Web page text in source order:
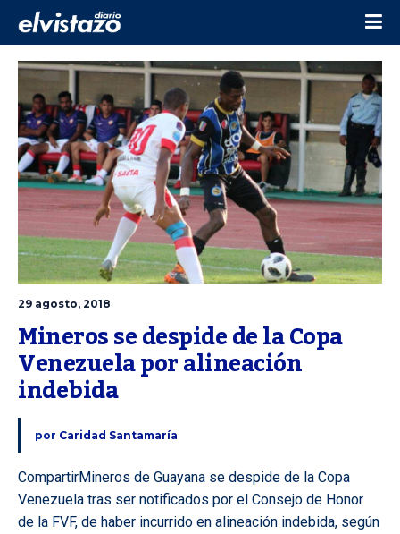
29 agosto, 2018
Mineros se despide de la Copa
Venezuela por alineación
indebida
por Caridad Santamaría
CompartirMineros de Guayana se despide de la Copa
Venezuela tras ser notificados por el Consejo de Honor
de la FVF, de haber incurrido en alineación indebida, según